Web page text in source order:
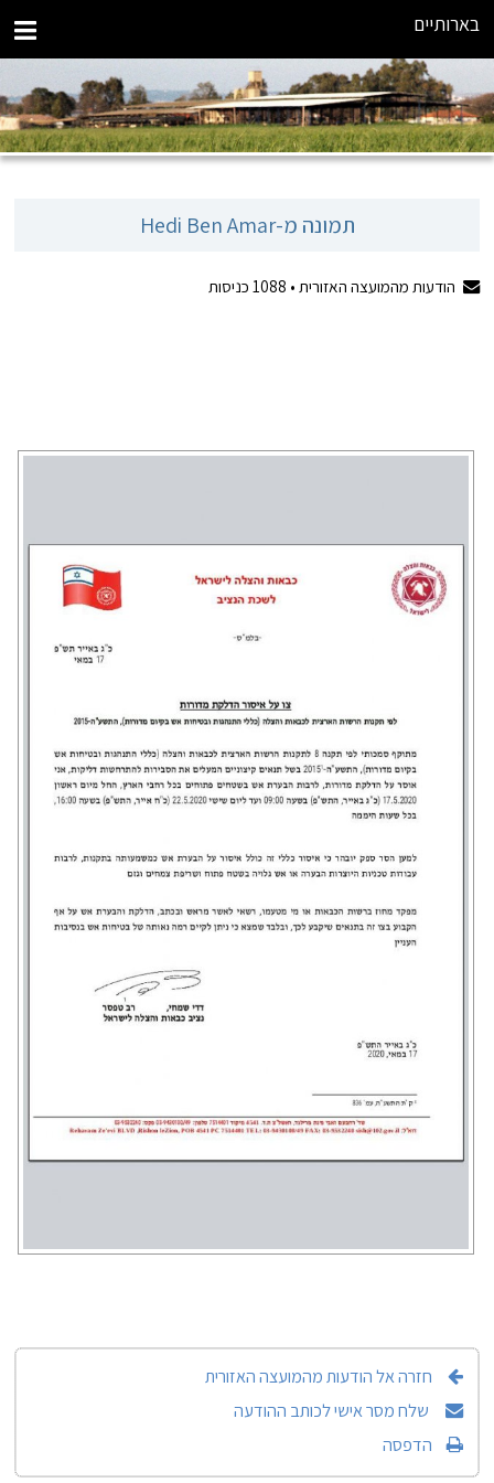
בארותיים
‏תמונה מ-Hedi Ben Amar
הודעות מהמועצה האזורית • 1088כניסות
חזרה אל הודעות מהמועצה האזורית
שלח מסר אישי לכותב ההודעה
הדפסה